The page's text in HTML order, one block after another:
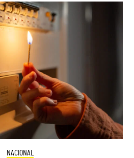
NACIONAL